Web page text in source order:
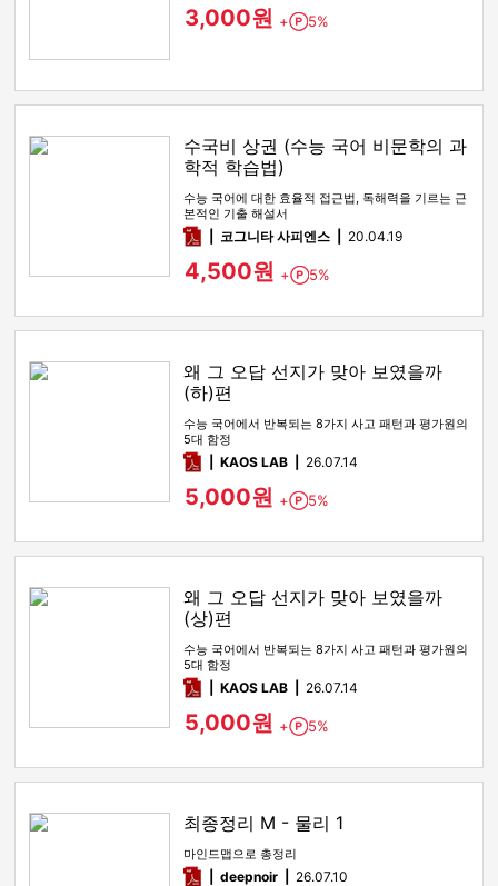
3,000원 + Point
5%
수국비 상권 (수능 국어 비문학의 과
학적 학습법)
수능 국어에 대한 효율적 접근법, 독해력을 기르는 근
본적인 기출 해설서
pdf코그니타 사피엔스 20.04.19
4,500원 + Point
5%
왜 그 오답 선지가 맞아 보였을까
(하)편
수능 국어에서 반복되는 8가지 사고 패턴과 평가원의
5대 함정
pdfKAOS LAB 26.07.14
5,000원 + Point
5%
왜 그 오답 선지가 맞아 보였을까
(상)편
수능 국어에서 반복되는 8가지 사고 패턴과 평가원의
5대 함정
pdfKAOS LAB 26.07.14
5,000원 + Point
5%
최종정리 M - 물리 1
마인드맵으로 총정리
pdfdeepnoir 26.07.10